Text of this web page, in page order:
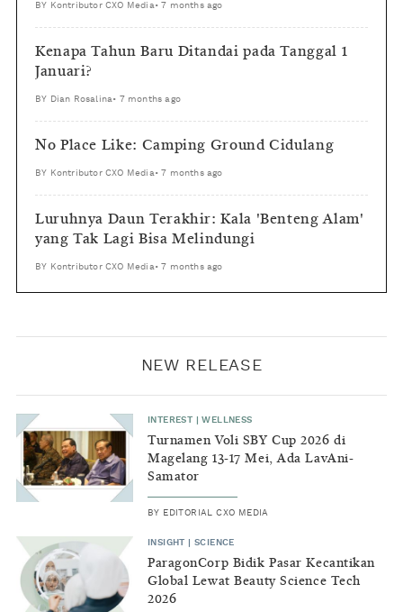
BY Kontributor CXO Media•7 months ago
Kenapa Tahun Baru Ditandai pada Tanggal 1
Januari?
BY Dian Rosalina• 7 months ago
No Place Like: Camping Ground Cidulang
BY Kontributor CXO Media•7 months ago
Luruhnya Daun Terakhir: Kala 'Benteng Alam'
yang Tak Lagi Bisa Melindungi
BY Kontributor CXO Media•7 months ago
NEW RELEASE
INTEREST |WELLNESS
Turnamen Voli SBY Cup 2026 di
Magelang 13-17 Mei, Ada LavAni-
Samator
BY EDITORIAL CXO MEDIA
INSIGHT |SCIENCE
ParagonCorp Bidik Pasar Kecantikan
Global Lewat Beauty Science Tech
2026